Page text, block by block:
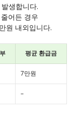
생합니다.
어든 경우
원 내외입니다.
평균 환급금
7만원
–